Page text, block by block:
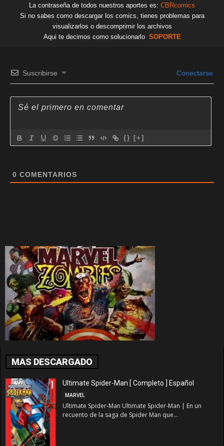
La contraseña de todos nuestros aportes es: CBRcomics
Si no sabes como descargar los comics, tienes problemas para
visualizarlos o descomprimir los archivos
Aqui te decimos como solucionarlo SOPORTE
Suscribirse Conectarse
{} [+]
0 COMENTARIOS
MAS DESCARGADO
Ultimate Spider-Man [ Completo ] Español
MARVEL
Ultimate Spider-Man Ultimate Spider-Man | En un
recuento de la saga de Spider Man que...